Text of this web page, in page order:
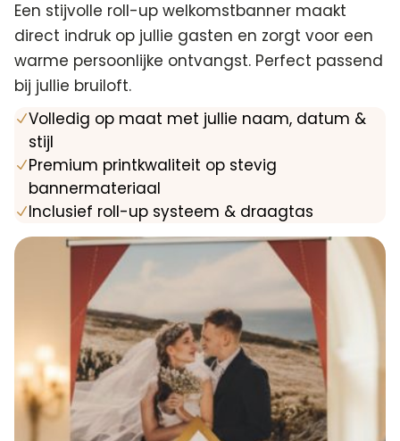
Een stijvolle roll-up welkomstbanner maakt
direct indruk op jullie gasten en zorgt voor een
warme persoonlijke ontvangst. Perfect passend
bij jullie bruiloft.
NVolledig op maat met jullie naam, datum &
stijl
NPremium printkwaliteit op stevig
bannermateriaal
NInclusief roll-up systeem & draagtas